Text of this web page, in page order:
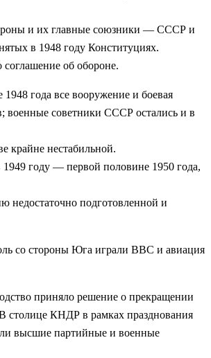
и их главные союзники — СССР и
в 1948 году Конституциях.
об обороне.
года все вооружение и боевая
военные советники СССР остались и в
крайне нестабильной.
году — первой половине 1950 года,
подготовленной и
со стороны Юга играли ВВС и авиация
приняло решение о прекращении
столице КНДР в рамках празднования
высшие партийные и военные